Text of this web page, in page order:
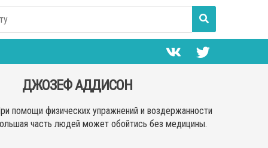
ДЖОЗЕФ АДДИСОН
помощи физических упражнений и воздержанности
часть людей может обойтись без медицины.